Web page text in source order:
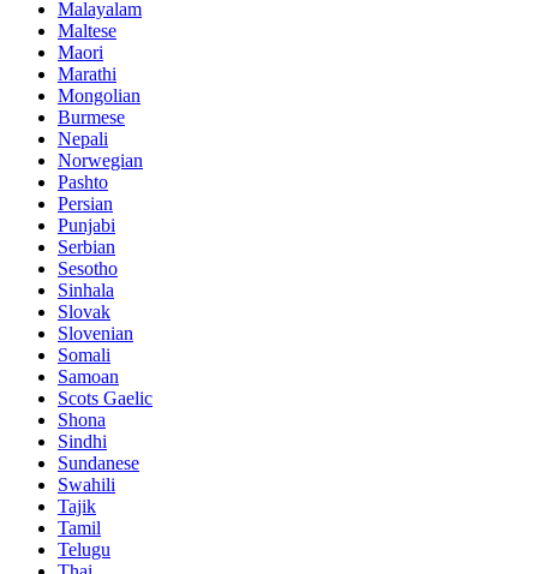
Malayalam
Maltese
Maori
Marathi
Mongolian
Burmese
Nepali
Norwegian
Pashto
Persian
Punjabi
Serbian
Sesotho
Sinhala
Slovak
Slovenian
Somali
Samoan
Scots Gaelic
Shona
Sindhi
Sundanese
Swahili
Tajik
Tamil
Telugu